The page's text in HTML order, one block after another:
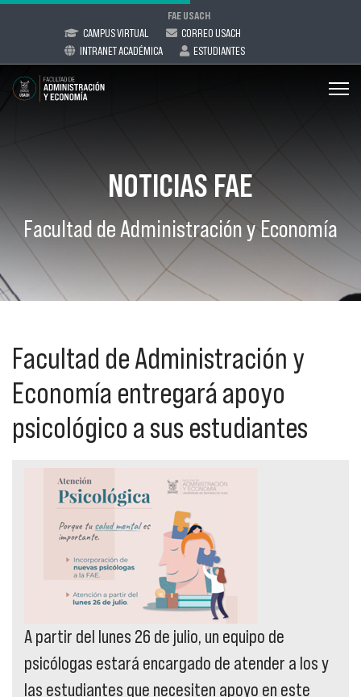
FAE USACH
CAMPUS VIRTUAL
CORREO USACH
INTRANET ACADÉMICA
ESTUDIANTES
NOTICIAS FAE
Facultad de Administración y Economía
Facultad de Administración y
Economía entregará apoyo
psicológico a sus estudiantes
A partir del lunes 26 de julio, un equipo de
psicólogas estará encargado de atender a los y
las estudiantes que necesiten apoyo en este